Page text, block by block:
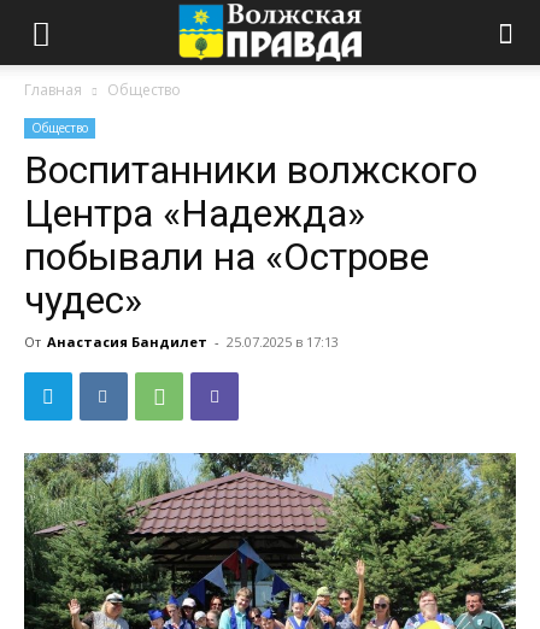
Главная Общество
Общество
Воспитанники волжского
Центра «Надежда»
побывали на «Острове
чудес»
От Анастасия Бандилет - 25.07.2025 в 17:13